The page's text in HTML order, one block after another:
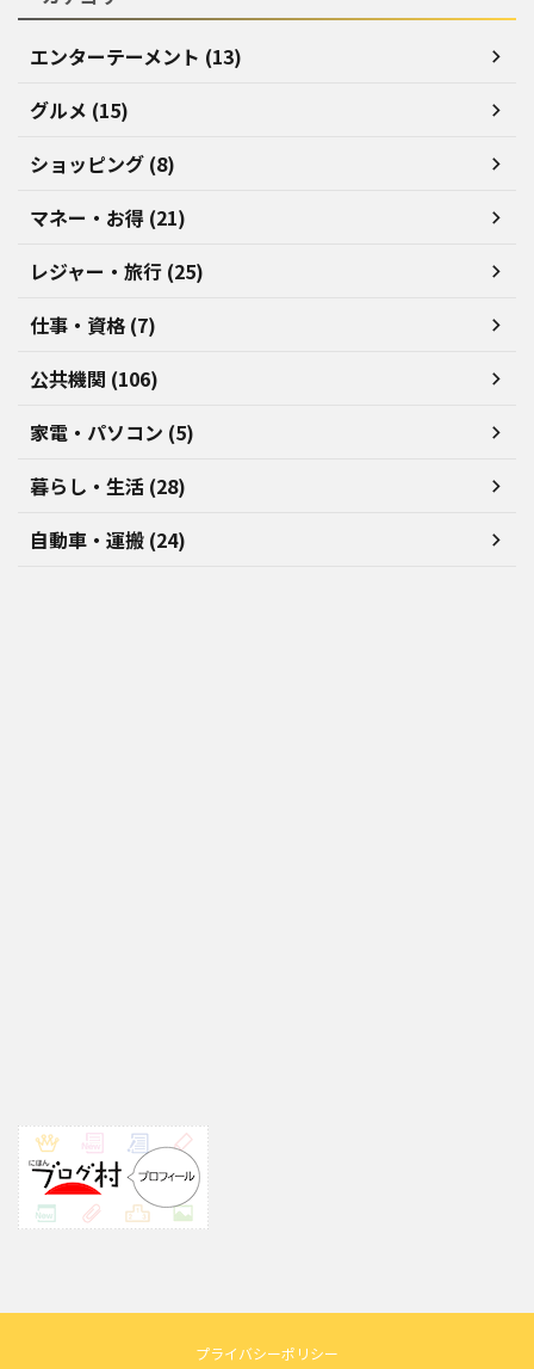
エンターテーメント (13)
グルメ (15)
ショッピング (8)
マネー・お得 (21)
レジャー・旅行 (25)
仕事・資格 (7)
公共機関 (106)
家電・パソコン (5)
暮らし・生活 (28)
自動車・運搬 (24)
プライバシーポリシー